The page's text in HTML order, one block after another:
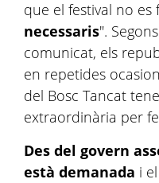
que el festival no es
necessaris".
comunicat, els
en repetides
del Bosc Tancat
extraordinària per
Des del govern
està demanada i